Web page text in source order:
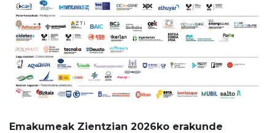
Emakumeak Zientzian 2026ko erakunde